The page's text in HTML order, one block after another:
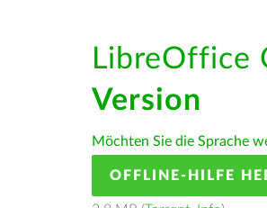
LibreOffice
Version
Möchten Sie die Sprache
OFFLINE-HILFE